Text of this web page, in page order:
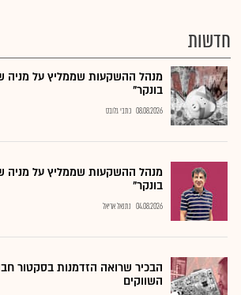
חדשות
מנהל ההשקעות שממליץ על מניה
בונקר"
08.08.2026 כתבי גלובס
מנהל ההשקעות שממליץ על מניה
בונקר"
04.08.2026 נתנאל אריאל
הבכיר שרואה הזדמנות בסקטור
השווקים